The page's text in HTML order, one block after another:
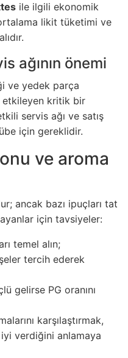
ile ilgili ekonomik
likit tüketimi ve
ağının önemi
ve yedek parça
etkileyen kritik bir
servis ağı ve satış
için gereklidir.
ve aroma
ancak bazı ipuçları tat
için tavsiyeler:
temel alın;
tercih ederek
gelirse PG oranını
karşılaştırmak,
verdiğini anlamaya